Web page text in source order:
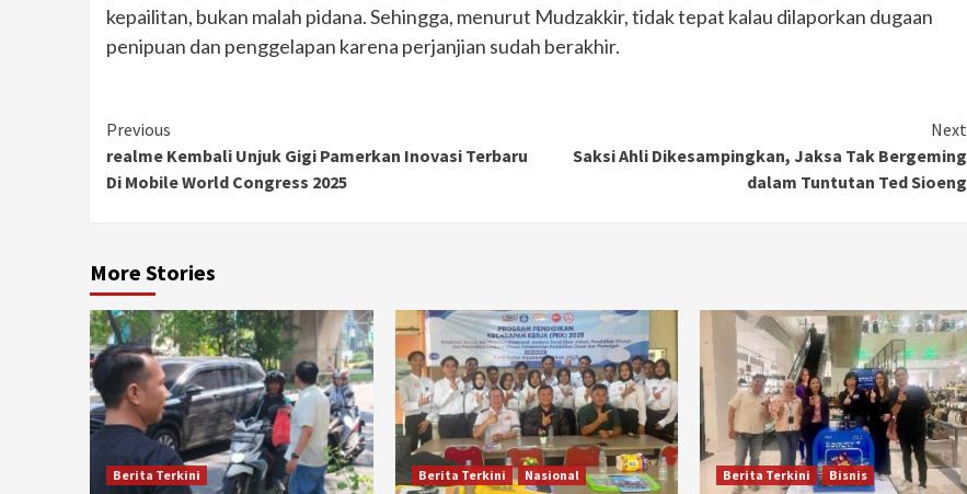
kepailitan, bukan malah pidana. Sehingga, menurut Mudzakkir, tidak tepat kalau dilaporkan dugaan
penipuan dan penggelapan karena perjanjian sudah berakhir.
Continue
Reading
Previous
realme Kembali Unjuk Gigi Pamerkan Inovasi Terbaru
Di Mobile World Congress 2025
Next
Saksi Ahli Dikesampingkan, Jaksa Tak Bergeming
dalam Tuntutan Ted Sioeng
More Stories
Berita Terkini Berita Terkini Nasional Berita Terkini Bisnis